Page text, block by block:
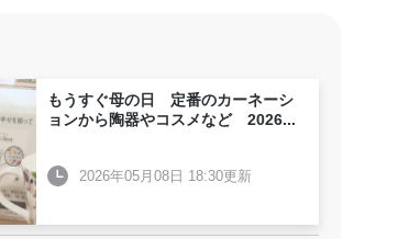
もうすぐ母の日 定番のカーネーシ
ョンから陶器やコスメなど 2026...
2026年05月08日 18:30更新